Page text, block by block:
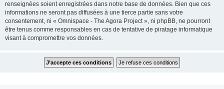
renseignées soient enregistrées dans notre base de données. Bien que ces
informations ne seront pas diffusées à une tierce partie sans votre
consentement, ni « Omnispace - The Agora Project », ni phpBB, ne pourront
être tenus comme responsables en cas de tentative de piratage informatique
visant à compromettre vos données.